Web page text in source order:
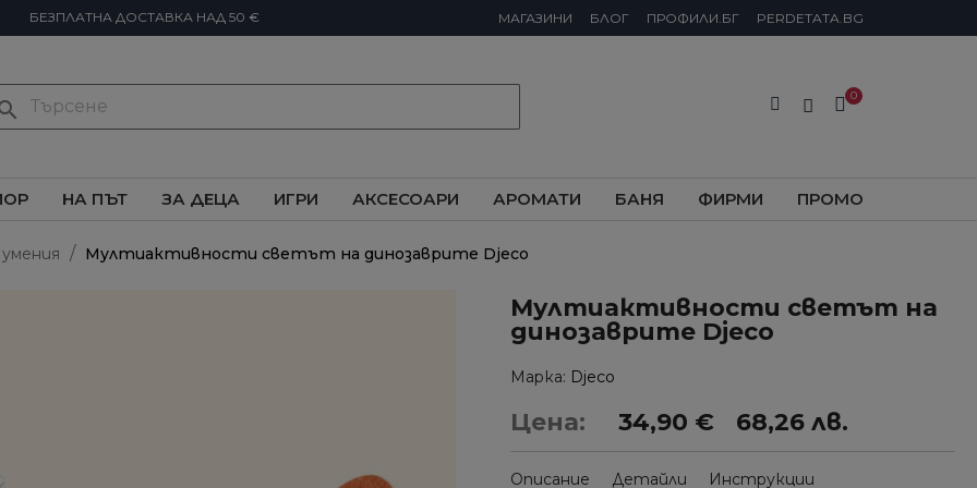
БЕЗПЛАТНА ДОСТАВКА НАД 50 € МАГАЗИНИ БЛОГ ПРОФИЛИ.БГ PERDETATA.BG
НА ПЪТ ЗА ДЕЦА ИГРИ АКСЕСОАРИ АРОМАТИ БАНЯ ФИРМИ ПРОМО
Мултиактивности светът на динозаврите Djeco
Мултиактивности светът на
динозаврите Djeco
Марка Djeco
Цена: 34,90 € 68,26 лв.
Описание Детайли Инструкции